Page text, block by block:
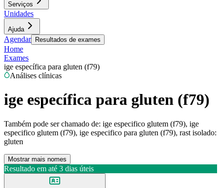
Serviços
Unidades
Ajuda
Agendar Resultados de exames
Home
Exames
ige específica para gluten (f79)
Análises clínicas
ige específica para gluten (f79)
Também pode ser chamado de: ige especifico glutem (f79), ige
especifico glutem (f79), ige especifico para gluten (f79), rast isolado:
gluten
Mostrar mais nomes
Resultado em até 3 dias úteis